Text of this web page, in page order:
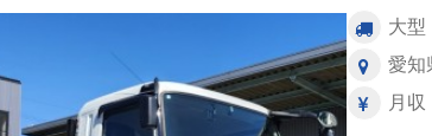
大型
愛知
月